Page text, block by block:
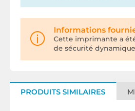
Informations
Cette imprimante a
de sécurité
PRODUITS SIMILAIRES